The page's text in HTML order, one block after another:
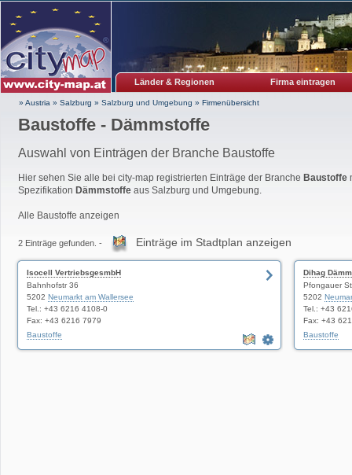
Länder & Regionen Firma eintragen
» Austria » Salzburg » Salzburg und Umgebung » Firmenübersicht
Baustoffe - Dämmstoffe
Auswahl von Einträgen der Branche Baustoffe
Hier sehen Sie alle bei city-map registrierten Einträge der Branche Baustoffe
Spezifikation Dämmstoffe aus Salzburg und Umgebung.
Alle Baustoffe anzeigen
2 Einträge gefunden. - Einträge im Stadtplan anzeigen
Isocell VertriebsgesmbH
Bahnhofstr 36
5202 Neumarkt am Wallersee
Tel.: +43 6216 4108-0
Fax: +43 6216 7979
Baustoffe
Dihag
Pfongauer
5202
Tel.: +43
Fax: +43
Baustoffe